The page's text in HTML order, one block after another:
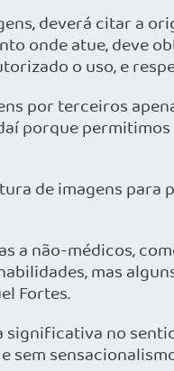
deverá citar a
onde atue, deve
o uso, e
por terceiros
porque
de imagens
não-médicos,
mas
Fortes.
no